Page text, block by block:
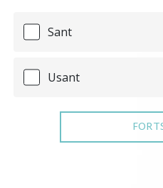
Sant
Usant